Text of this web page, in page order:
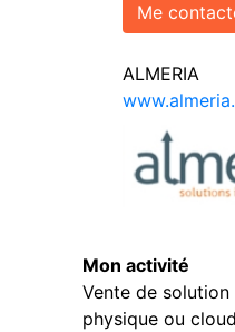
Me
ALMERIA
Mon activité
Vente de
physique ou